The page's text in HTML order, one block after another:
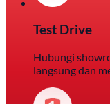
Test Drive
Hubungi
langsung dan